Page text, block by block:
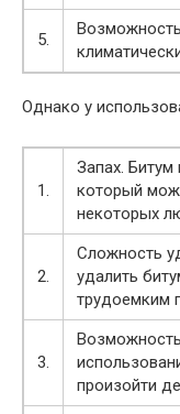
5.
Однако у
1.
Запах. Битум
который
некоторых
2.
Сложность
удалить
трудоемким
3.
произойти